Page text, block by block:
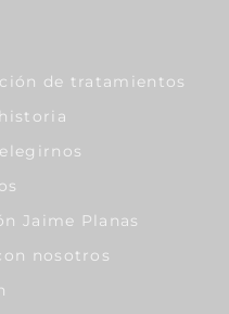
de tratamientos
Jaime Planas
nosotros